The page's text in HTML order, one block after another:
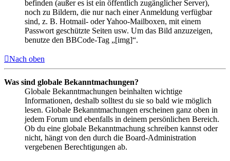
befinden (außer es ist ein öffentlich zugänglicher Server),
noch zu Bildern, die nur nach einer Anmeldung verfügbar
sind, z. B. Hotmail- oder Yahoo-Mailboxen, mit einem
Passwort geschützte Seiten usw. Um das Bild anzuzeigen,
benutze den BBCode-Tag „[img]“.
Nach oben
Was sind globale Bekanntmachungen?
Globale Bekanntmachungen beinhalten wichtige
Informationen, deshalb solltest du sie so bald wie möglich
lesen. Globale Bekanntmachungen erscheinen ganz oben in
jedem Forum und ebenfalls in deinem persönlichen Bereich.
Ob du eine globale Bekanntmachung schreiben kannst oder
nicht, hängt von den durch die Board-Administration
vergebenen Berechtigungen ab.